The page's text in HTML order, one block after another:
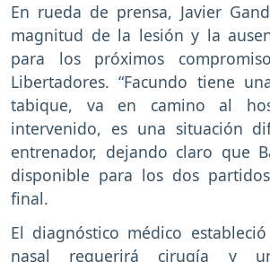
En rueda de prensa, Javier
magnitud de la lesión y la
para los próximos
Libertadores. “Facundo tiene
tabique, va en camino al
intervenido, es una situación
entrenador, dejando claro que
disponible para los dos
final.
El diagnóstico médico
nasal requerirá cirugía y